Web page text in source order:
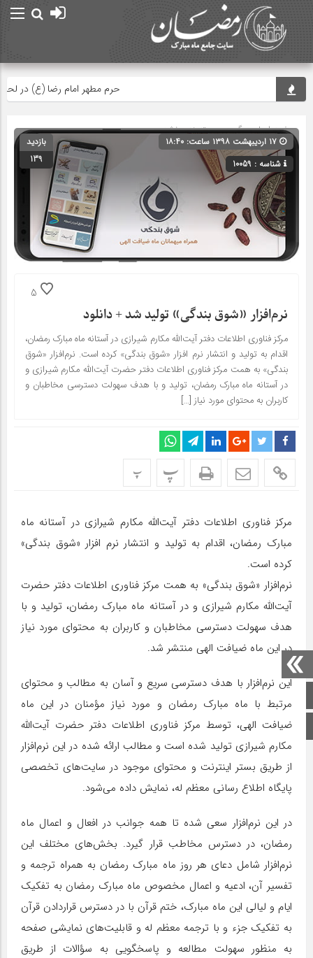
صفحه اصلی
اینستاگرام
حرم مطهر امام رضا (ع) در لحظه
صفحه اصلی» گروه » دسته‌بندی نشده
شناسه : 10059
بازدید
139
5
‌نرم‌افزار «شوق بندگی» تولید شد + دانلود
مرکز فناوری اطلاعات دفتر آیت‌الله مکارم شیرازی در آستانه ماه مبارک رمضان،
اقدام به تولید و انتشار نرم افزار «شوق بندگی» کرده است.‌ نرم‌افزار «شوق
بندگی» به همت مرکز فناوری اطلاعات دفتر حضرت آیت‌الله مکارم شیرازی و
در آستانه ماه مبارک رمضان، تولید و با هدف سهولت دسترسی مخاطبان و
کاربران به محتوای مورد نیاز […]
پ پ
مرکز فناوری اطلاعات دفتر آیت‌الله مکارم شیرازی در آستانه ماه
مبارک رمضان، اقدام به تولید و انتشار نرم افزار «شوق بندگی»
کرده است.‌
نرم‌افزار «شوق بندگی» به همت مرکز فناوری اطلاعات دفتر حضرت
آیت‌الله مکارم شیرازی و در آستانه ماه مبارک رمضان، تولید و با
هدف سهولت دسترسی مخاطبان و کاربران به محتوای مورد نیاز
در این ماه ضیافت الهی منتشر شد.
این نرم‌افزار با هدف دسترسی سریع و آسان به مطالب و محتوای
مرتبط با ماه مبارک رمضان و مورد نیاز مؤمنان در این ماه
ضیافت الهی، توسط مرکز فناوری اطلاعات دفتر حضرت آیت‌الله
مکارم شیرازی تولید شده است و مطالب ارائه شده در این نرم‌افزار
از طریق بستر اینترنت و محتوای موجود در سایت‌های تخصصی
پایگاه اطلاع رسانی معظم له، نمایش داده می‌شود.
در این نرم‌افزار سعی شده تا همه جوانب در افعال و اعمال ماه
رمضان، در دسترس مخاطب قرار گیرد. بخش‌های مختلف این
نرم‌افزار شامل دعای هر روز ماه مبارک رمضان به همراه ترجمه و
تفسیر آن، ادعیه و اعمال مخصوص ماه مبارک رمضان به تفکیک
ایام و لیالی این ماه مبارک، ختم قرآن با در دسترس قراردادن قرآن
به تفکیک جزء و با ترجمه معظم له و قابلیت‌های نمایشی صفحه
به منظور سهولت مطالعه و پاسخگویی به سؤالات از طریق